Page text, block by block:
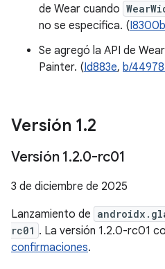
de Wear cuando
no se especifica. (I8300b
Se agregó la API de
Painter. (Id883e, b/
Versión 1.2
Versión 1.2.0-rc01
3 de diciembre de 2025
Lanzamiento de
rc01 . La versión 1.2.0-rc01
confirmaciones.